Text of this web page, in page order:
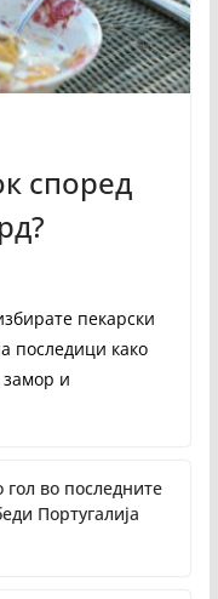
според
пекарски
последици како
замор и
гол во последните
Португалија